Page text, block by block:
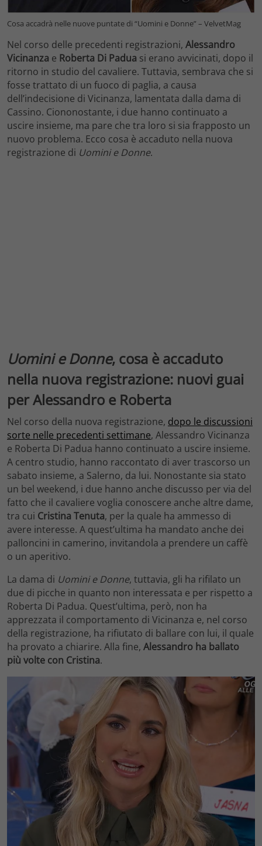
Cosa accadrà nelle nuove puntate di “Uomini e Donne” – VelvetMag
Nel corso delle precedenti registrazioni, Alessandro
Vicinanza e Roberta Di Padua si erano avvicinati, dopo il
ritorno in studio del cavaliere. Tuttavia, sembrava che si
fosse trattato di un fuoco di paglia, a causa
dell’indecisione di Vicinanza, lamentata dalla dama di
Cassino. Ciononostante, i due hanno continuato a
uscire insieme, ma pare che tra loro si sia frapposto un
nuovo problema. Ecco cosa è accaduto nella nuova
registrazione di Uomini e Donne.
Uomini e Donne, cosa è accaduto
nella nuova registrazione: nuovi guai
per Alessandro e Roberta
Nel corso della nuova registrazione, dopo le discussioni
sorte nelle precedenti settimane, Alessandro Vicinanza
e Roberta Di Padua hanno continuato a uscire insieme.
A centro studio, hanno raccontato di aver trascorso un
sabato insieme, a Salerno, da lui. Nonostante sia stato
un bel weekend, i due hanno anche discusso per via del
fatto che il cavaliere voglia conoscere anche altre dame,
tra cui Cristina Tenuta, per la quale ha ammesso di
avere interesse. A quest’ultima ha mandato anche dei
palloncini in camerino, invitandola a prendere un caffè
o un aperitivo.
La dama di Uomini e Donne, tuttavia, gli ha rifilato un
due di picche in quanto non interessata e per rispetto a
Roberta Di Padua. Quest’ultima, però, non ha
apprezzata il comportamento di Vicinanza e, nel corso
della registrazione, ha rifiutato di ballare con lui, il quale
ha provato a chiarire. Alla fine, Alessandro ha ballato
più volte con Cristina.